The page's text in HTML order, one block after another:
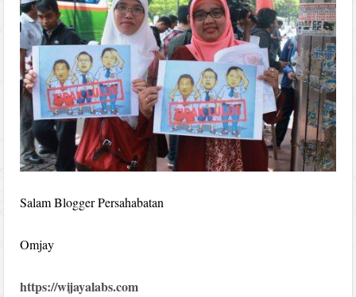
Salam Blogger Persahabatan
Omjay
https://wijayalabs.com